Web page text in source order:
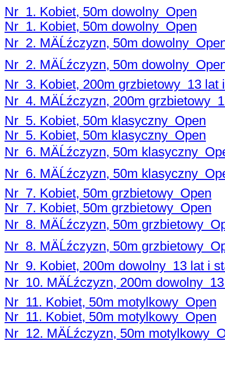
Nr 1. Kobiet, 50m dowolny Open
Nr 1. Kobiet, 50m dowolny Open
Nr 2. MÄĹźczyzn, 50m dowolny
Nr 2. MÄĹźczyzn, 50m dowolny
Nr 3. Kobiet, 200m grzbietowy 13 lat
Nr 4. MÄĹźczyzn, 200m grzbietowy
Nr 5. Kobiet, 50m klasyczny Open
Nr 5. Kobiet, 50m klasyczny Open
Nr 6. MÄĹźczyzn, 50m klasyczny
Nr 6. MÄĹźczyzn, 50m klasyczny
Nr 7. Kobiet, 50m grzbietowy Open
Nr 7. Kobiet, 50m grzbietowy Open
Nr 8. MÄĹźczyzn, 50m grzbietowy
Nr 8. MÄĹźczyzn, 50m grzbietowy
Nr 9. Kobiet, 200m dowolny 13 lat i
Nr 10. MÄĹźczyzn, 200m dowolny
Nr 11. Kobiet, 50m motylkowy Open
Nr 11. Kobiet, 50m motylkowy Open
Nr 12. MÄĹźczyzn, 50m motylkowy